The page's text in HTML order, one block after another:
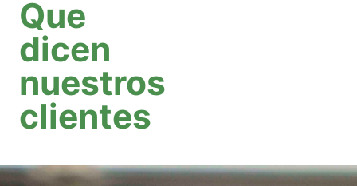
Que
dicen
nuestros
clientes